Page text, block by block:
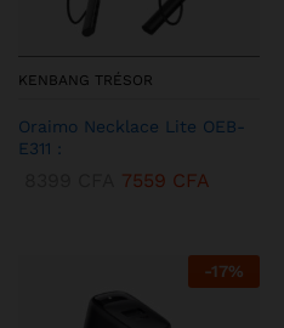
KENBANG TRÉSOR
Oraimo Necklace Lite OEB-
E311 :
7559 CFA
-17%